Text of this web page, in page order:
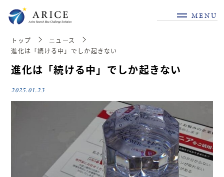
MENU
トップ
ニュース
進化は「続ける中」でしか起きない
進化は「続ける中」でしか起きない
2025.01.23